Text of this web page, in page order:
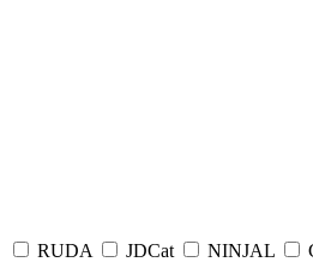
RUDA JDCat NINJAL